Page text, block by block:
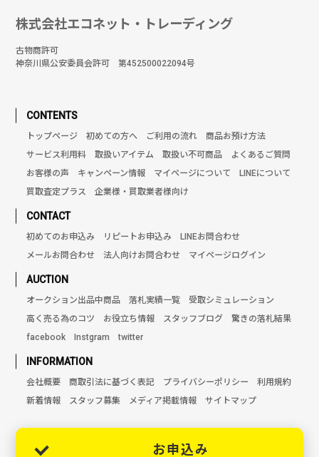
株式会社エコネット・トレーディング
古物商許可
神奈川県公安委員会許可 第452500022094号
CONTENTS
トップページ 初めての方へ ご利用の流れ
商品お預け方法
サービス利用料
取扱いアイテム 取扱い不可商品
よくあるご質問
お客様の声
キャンペーン情報 マイページについて
LINEについて
買取査定プラス
企業様・買取業者様向け
CONTACT
初めてのお申込み リピートお申込み
LINEお問合わせ
メールお問合わせ
法人向けお問合わせ マイページログイン
AUCTION
オークション出品中商品 落札実績一覧
受取シミュレーション
高く売る為のコツ
お役立ち情報 スタッフブログ
驚きの落札結果
facebook
Instgram twitter
INFORMATION
会社概要 商取引法に基づく表記 プライバシーポリシー
利用規約
新着情報
スタッフ募集 メディア掲載情報 サイトマップ
お申込み